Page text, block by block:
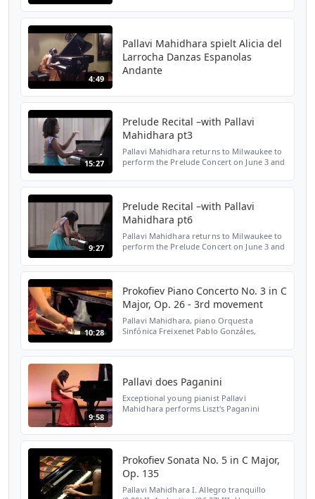
4:49
Pallavi Mahidhara spielt Alicia del
Larrocha Danzas Espanolas
Andante
15:27
Prelude Recital –with Pallavi
Mahidhara pt3
Pallavi Mahidhara returns to Milwaukee to
perform the Prelude Concert on June 3 and
9:27
Prelude Recital –with Pallavi
Mahidhara pt6
Pallavi Mahidhara returns to Milwaukee to
perform the Prelude Concert on June 3 and
10:28
Prokofiev Piano Concerto No. 3 in C
Major, Op. 26 - 3rd movement
Pallavi Mahidhara, piano Orquesta
Sinfónica Freixenet Pablo Gonzáles,
9:58
Pallavi does Paganini
Exceptional young pianist Pallavi
Mahidhara performs Liszt's Paganini
Prokofiev Sonata No. 5 in C Major,
Op. 135
Pallavi Mahidhara I. Allegro tranquillo